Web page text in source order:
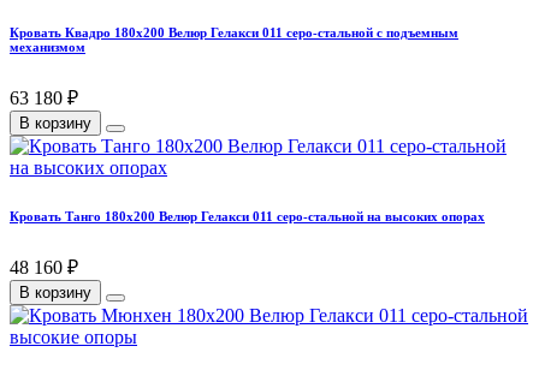
Кровать Квадро 180х200 Велюр Гелакси 011 серо-стальной с подъемным
механизмом
63 180 ₽
В корзину
Кровать Танго 180х200 Велюр Гелакси 011 серо-стальной на высоких опорах
48 160 ₽
В корзину